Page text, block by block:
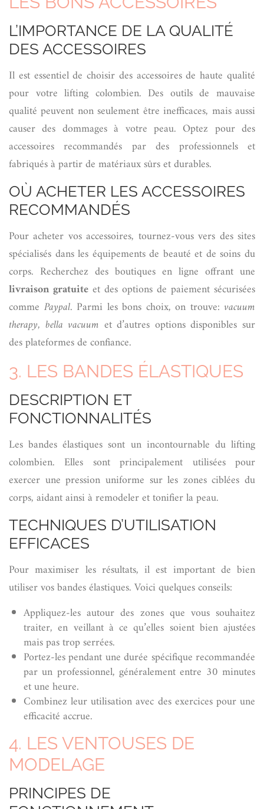
L’IMPORTANCE DE LA QUALITÉ
DES ACCESSOIRES
Il est essentiel de choisir des accessoires de haute qualité
pour votre lifting colombien. Des outils de mauvaise
qualité peuvent non seulement être inefficaces, mais aussi
causer des dommages à votre peau. Optez pour des
accessoires recommandés par des professionnels et
fabriqués à partir de matériaux sûrs et durables.
OÙ ACHETER LES ACCESSOIRES
RECOMMANDÉS
Pour acheter vos accessoires, tournez-vous vers des sites
spécialisés dans les équipements de beauté et de soins du
corps. Recherchez des boutiques en ligne offrant une
livraison gratuite et des options de paiement sécurisées
comme Paypal. Parmi les bons choix, on trouve: vacuum
therapy, bella vacuum et d’autres options disponibles sur
des plateformes de confiance.
3. LES BANDES ÉLASTIQUES
DESCRIPTION ET
FONCTIONNALITÉS
Les bandes élastiques sont un incontournable du lifting
colombien. Elles sont principalement utilisées pour
exercer une pression uniforme sur les zones ciblées du
corps, aidant ainsi à remodeler et tonifier la peau.
TECHNIQUES D’UTILISATION
EFFICACES
Pour maximiser les résultats, il est important de bien
utiliser vos bandes élastiques. Voici quelques conseils:
Appliquez-les autour des zones que vous souhaitez
traiter, en veillant à ce qu’elles soient bien ajustées
mais pas trop serrées.
Portez-les pendant une durée spécifique recommandée
par un professionnel, généralement entre 30 minutes
et une heure.
Combinez leur utilisation avec des exercices pour une
efficacité accrue.
4. LES VENTOUSES DE
MODELAGE
PRINCIPES DE